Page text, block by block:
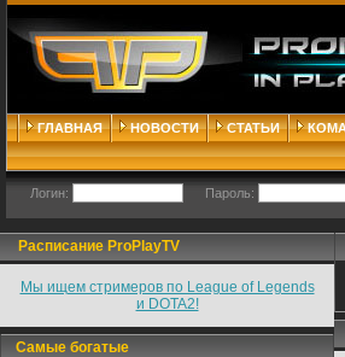
ГЛАВНАЯ НОВОСТИ СТАТЬИ
Логин: Пароль:
Расписание ProPlayTV
Мы ищем стримеров по League of Legends
и DOTA2!
Самые богатые